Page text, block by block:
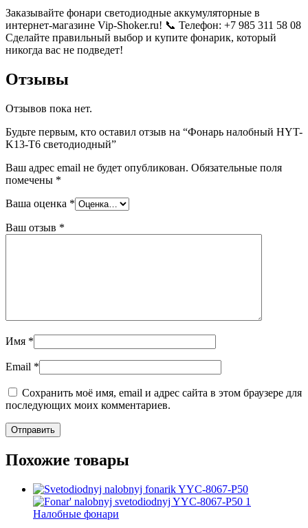
Заказывайте фонари светодиодные аккумуляторные в
интернет-магазине Vip-Shoker.ru! 📞 Телефон: +7 985 311 58 08
Сделайте правильный выбор и купите фонарик, который
никогда вас не подведет!
Отзывы
Отзывов пока нет.
Будьте первым, кто оставил отзыв на “Фонарь налобный HYT-
K13-T6 светодиодный”
Ваш адрес email не будет опубликован. Обязательные поля
помечены *
Ваша оценка *
Ваш отзыв *
Имя *
Email *
Сохранить моё имя, email и адрес сайта в этом браузере для
последующих моих комментариев.
Похожие товары
Налобные фонари